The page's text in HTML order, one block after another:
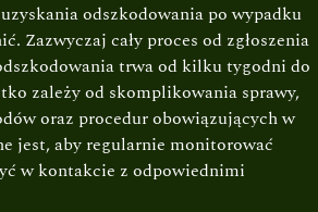
odszkodowania po wypadku
Zazwyczaj cały proces od zgłoszenia
trwa od kilku tygodni do
zależy od skomplikowania sprawy,
oraz procedur obowiązujących w
jest, aby regularnie monitorować
w kontakcie z odpowiednimi